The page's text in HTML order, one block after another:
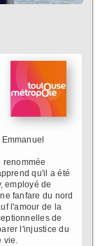
renommée
qu'il a été
employé de
fanfare du nord
l'amour de la
de
l'injustice du